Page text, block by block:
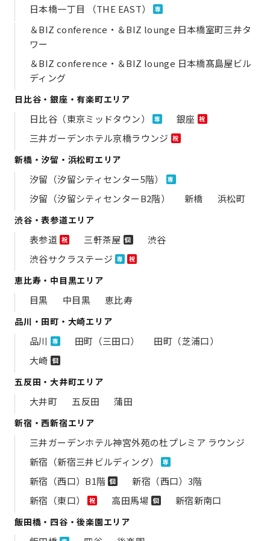
日本橋一丁目 （THE EAST） 専
＆BIZ conference・＆BIZ lounge 日本橋室町三井タ
ワー
＆BIZ conference・＆BIZ lounge 日本橋髙島屋ビル
ディング
日比谷・銀座・有楽町エリア
日比谷（東京ミッドタウン） 専 銀座 祝
三井ガーデンホテル京橋ラウンジ 祝
新橋・汐留・浜松町エリア
汐留（汐留シティセンター5階） 専
汐留（汐留シティセンターB2階） 新橋 浜松町
渋谷・表参道エリア
表参道 祝 三軒茶屋 個
渋谷
渋谷サクラステージ 専 祝
恵比寿・中目黒エリア
目黒 中目黒 恵比寿
品川・田町・大崎エリア
品川 専 田町（三田口）
田町（芝浦口）
大崎 個
五反田・大井町エリア
大井町 五反田 蒲田
新宿・西新宿エリア
三井ガーデンホテル神宮外苑の​杜プレミア ラウンジ
新宿（新宿三井ビルディング）
専
新宿（西口）B1階 個
新宿（西口）3階
新宿（東口）
祝 高田馬場 個 新宿新南口
飯田橋・四谷・後楽園エリア